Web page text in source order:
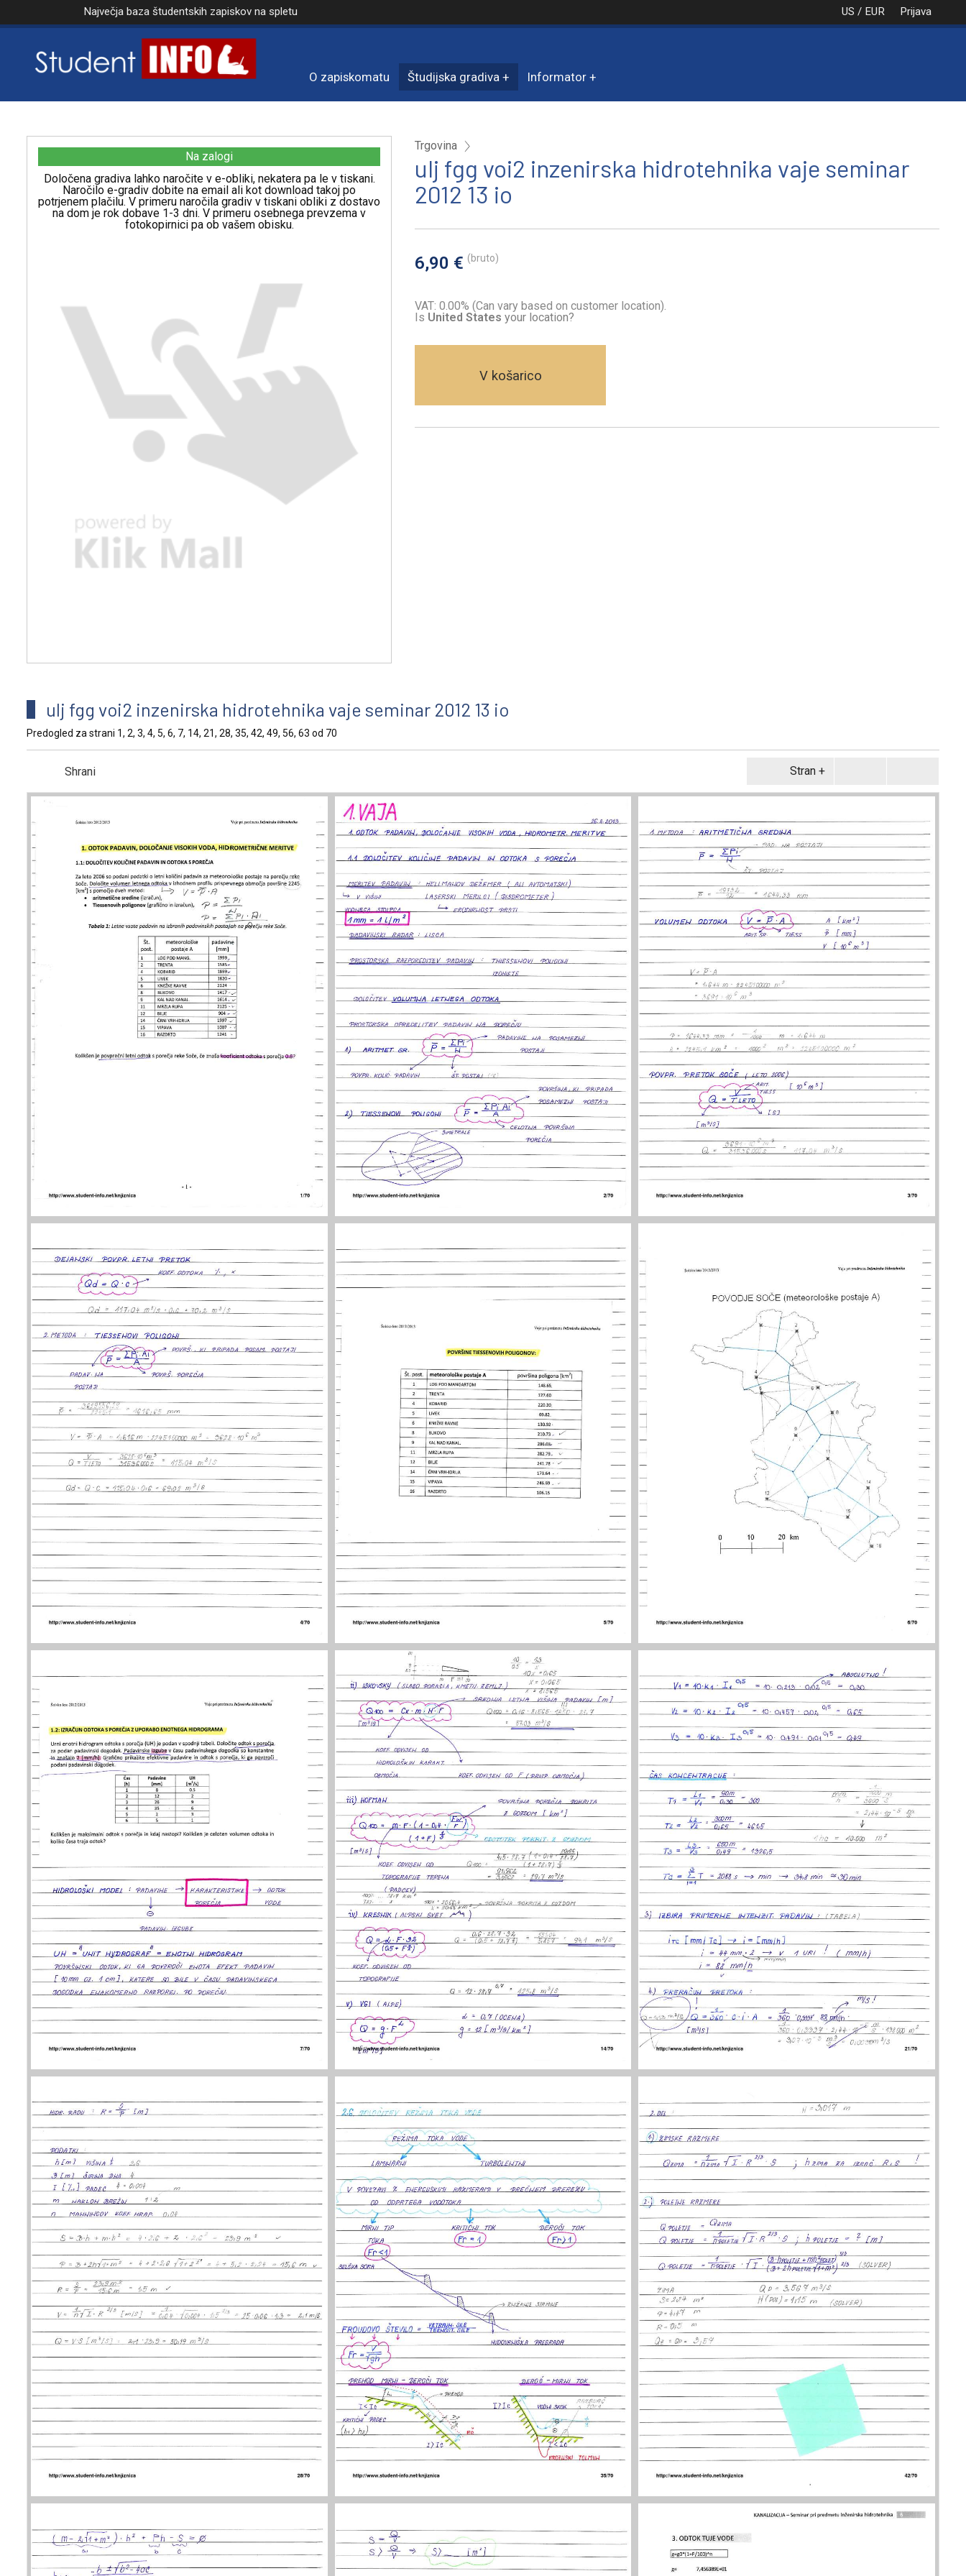
Prijava
US / EUR
Največja baza študentskih zapiskov na spletu
O zapiskomatu Študijska gradiva Informator
Na zalogi
Določena gradiva lahko naročite v e-obliki, nekatera pa le v tiskani.
Naročilo e-gradiv dobite na email ali kot download takoj po
potrjenem plačilu. V primeru naročila gradiv v tiskani obliki z dostavo
na dom je rok dobave 1-3 dni. V primeru osebnega prevzema v
fotokopirnici pa ob vašem obisku.
Trgovina
ulj fgg voi2 inzenirska hidrotehnika vaje seminar
2012 13 io
6,90 € (bruto)
VAT: 0.00% (Can vary based on customer location).
Is United States your location?
V košarico
ulj fgg voi2 inzenirska hidrotehnika vaje seminar 2012 13 io
Predogled za strani 1, 2, 3, 4, 5, 6, 7, 14, 21, 28, 35, 42, 49, 56, 63 od 70
Stran
Shrani